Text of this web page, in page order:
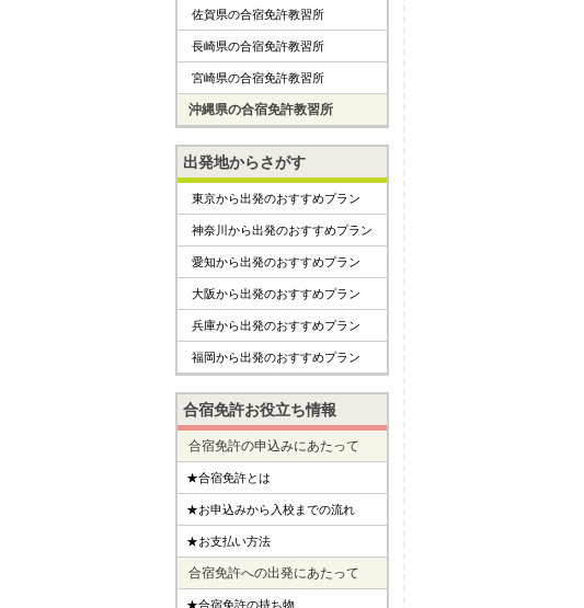
佐賀県の合宿免許教習所
長崎県の合宿免許教習所
宮崎県の合宿免許教習所
沖縄県の合宿免許教習所
出発地からさがす
東京から出発のおすすめプラン
神奈川から出発のおすすめプラン
愛知から出発のおすすめプラン
大阪から出発のおすすめプラン
兵庫から出発のおすすめプラン
福岡から出発のおすすめプラン
合宿免許お役立ち情報
合宿免許の申込みにあたって
★合宿免許とは
★お申込みから入校までの流れ
★お支払い方法
合宿免許への出発にあたって
★合宿免許の持ち物